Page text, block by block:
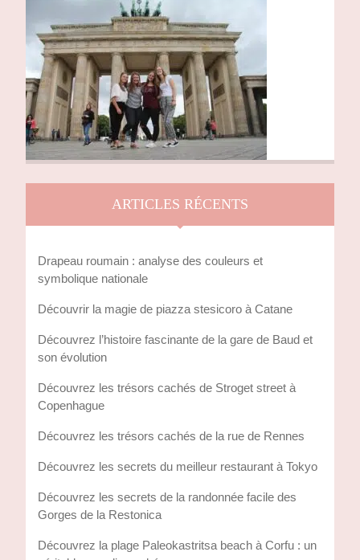
ARTICLES RÉCENTS
Drapeau roumain : analyse des couleurs et
symbolique nationale
Découvrir la magie de piazza stesicoro à Catane
Découvrez l’histoire fascinante de la gare de Baud et
son évolution
Découvrez les trésors cachés de Stroget street à
Copenhague
Découvrez les trésors cachés de la rue de Rennes
Découvrez les secrets du meilleur restaurant à Tokyo
Découvrez les secrets de la randonnée facile des
Gorges de la Restonica
Découvrez la plage Paleokastritsa beach à Corfu : un